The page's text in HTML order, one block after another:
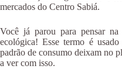
mercados do Centro Sabiá.
Você já parou para pensar na
ecológica! Esse termo é
padrão de consumo deixam no
a ver com isso.